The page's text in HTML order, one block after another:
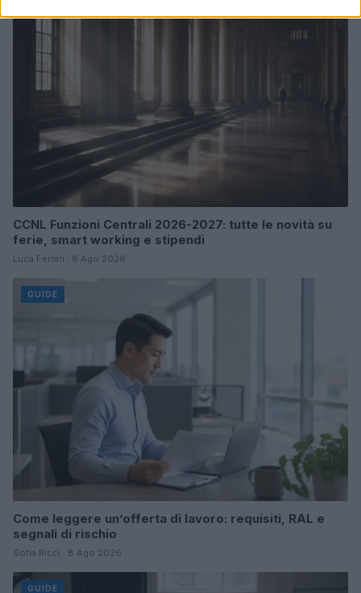
CCNL Funzioni Centrali 2026-2027: tutte le novità su
ferie, smart working e stipendi
Luca Ferrari · 8 Ago 2026
GUIDE
Come leggere un’offerta di lavoro: requisiti, RAL e
segnali di rischio
Sofia Ricci · 8 Ago 2026
GUIDE